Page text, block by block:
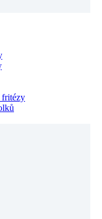
fritézy